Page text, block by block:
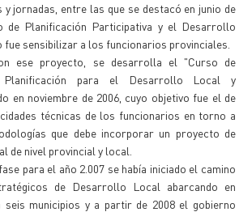
jornadas, entre las que se destacó en junio de
de Planificación Participativa y el Desarrollo
fue sensibilizar a los funcionarios provinciales.
ese proyecto, se desarrolla el "Curso de
Planificación para el Desarrollo Local y
en noviembre de 2006, cuyo objetivo fue el de
técnicas de los funcionarios en torno a
que debe incorporar un proyecto de
nivel provincial y local.
para el año 2.007 se había iniciado el camino
de Desarrollo Local abarcando en
seis municipios y a partir de 2008 el gobierno